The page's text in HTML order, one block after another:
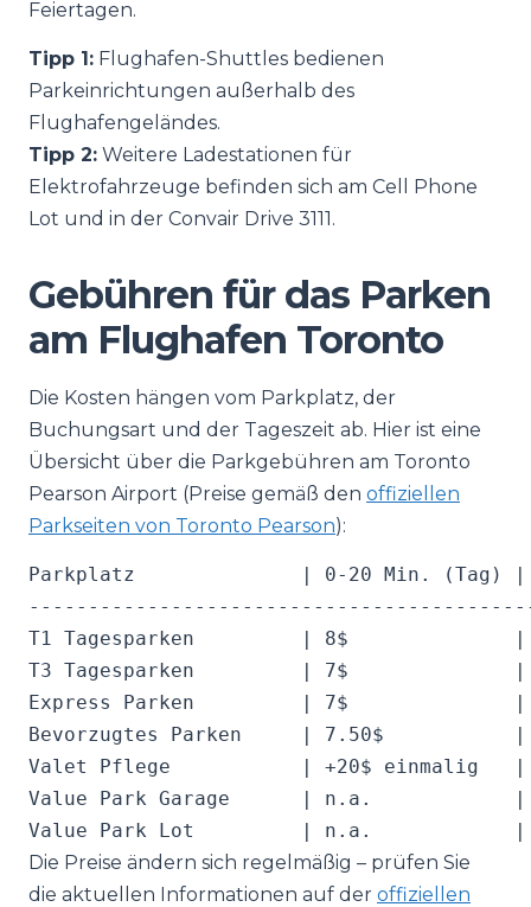
Feiertagen.
Tipp 1: Flughafen-Shuttles bedienen
Parkeinrichtungen außerhalb des
Flughafengeländes.
Tipp 2: Weitere Ladestationen für
Elektrofahrzeuge befinden sich am Cell Phone
Lot und in der Convair Drive 3111.
Gebühren für das Parken
am Flughafen Toronto
Die Kosten hängen vom Parkplatz, der
Buchungsart und der Tageszeit ab. Hier ist eine
Übersicht über die Parkgebühren am Toronto
Pearson Airport (Preise gemäß den offiziellen
Parkseiten von Toronto Pearson):
Parkplatz              | 0-20 Min. (Tag) |
T1 Tagesparken         | 8$
T3 Tagesparken         | 7$
Express Parken         | 7$
Bevorzugtes Parken     | 7.50$
Valet Pflege           | +20$ einmalig
Value Park Garage      | n.a.
Die Preise ändern sich regelmäßig – prüfen Sie
die aktuellen Informationen auf der offiziellen